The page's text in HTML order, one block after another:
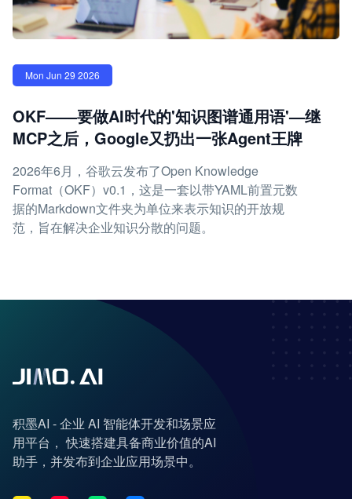
Mon Jun 29 2026
OKF——要做AI时代的'知识图谱通用语'—继
MCP之后，Google又扔出一张Agent王牌
2026年6月，谷歌云发布了Open Knowledge
Format（OKF）v0.1，这是一套以带YAML前置元数
据的Markdown文件夹为单位来表示知识的开放规
范，旨在解决企业知识分散的问题。
积墨AI - 企业 AI 智能体开发和场景应
用平台， 快速搭建具备商业价值的AI
助手，并发布到企业应用场景中。